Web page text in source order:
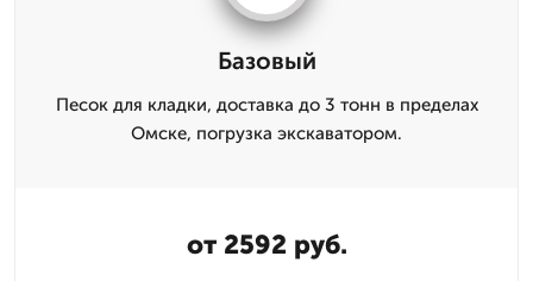
Базовый
Песок для кладки, доставка до 3 тонн в пределах
Омске, погрузка экскаватором.
от 2592 руб.